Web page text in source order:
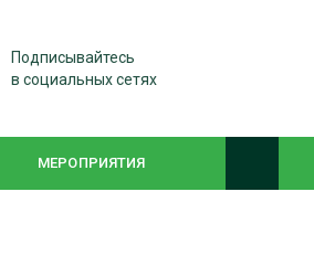
Подписывайтесь
в социальных сетях
МЕРОПРИЯТИЯ